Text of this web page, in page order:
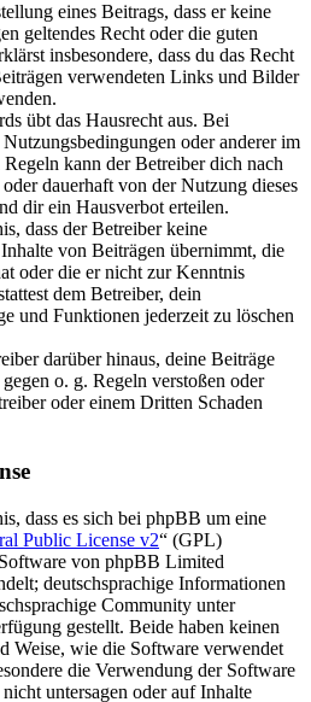
eines Beitrags, dass er keine
geltendes Recht oder die guten
insbesondere, dass du das Recht
verwendeten Links und Bilder
übt das Hausrecht aus. Bei
oder anderer im
kann der Betreiber dich nach
dauerhaft von der Nutzung dieses
dir ein Hausverbot erteilen.
dass der Betreiber keine
von Beiträgen übernimmt, die
oder die er nicht zur Kenntnis
dem Betreiber, dein
und Funktionen jederzeit zu löschen
darüber hinaus, deine Beiträge
o. g. Regeln verstoßen oder
oder einem Dritten Schaden
dass es sich bei phpBB um eine
Public License v2“ (GPL)
von phpBB Limited
deutschsprachige Informationen
Community unter
gestellt. Beide haben keinen
Weise, wie die Software verwendet
die Verwendung der Software
untersagen oder auf Inhalte